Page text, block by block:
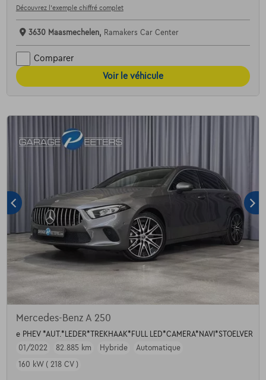
Découvrez l’exemple chiffré complet
3630 Maasmechelen, Ramakers Car Center
Comparer
Voir le véhicule
Mercedes-Benz A 250
e PHEV *AUT.*LEDER*TREKHAAK*FULL LED*CAMERA*NAVI*STOELVER
01/2022
82.885 km Hybride
Automatique
160 kW ( 218 CV )